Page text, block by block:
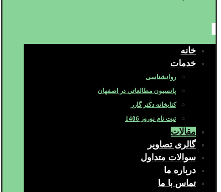
خانه
خدمات
روانشناسی
پانسیون مطالعاتی در اصفهان
کتابخانه دکتر گازر
ثبت نام نوروز 1406
مقالات
گالری تصاویر
سوالات متداول
درباره ما
تماس با ما